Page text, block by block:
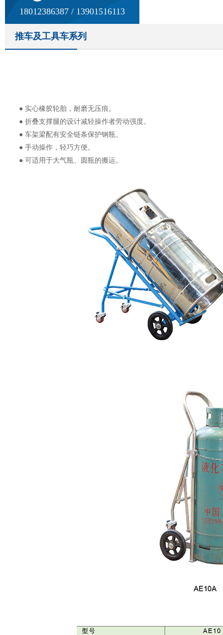
18012386387 / 13901516113
推车及工具车系列
● 实心橡胶轮胎，耐磨无压痕。
● 折叠支撑腿的设计减轻操作者劳动强度。
● 车架梁配有安全链条保护钢瓶。
● 手动操作，轻巧方便。
● 可适用于大气瓶、圆瓶的搬运。